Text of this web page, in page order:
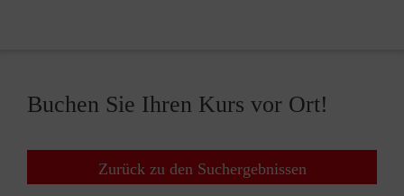
Buchen Sie Ihren Kurs vor Ort!
Zurück zu den Suchergebnissen